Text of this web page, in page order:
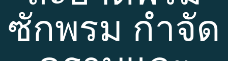
ซักพรม กำจัด